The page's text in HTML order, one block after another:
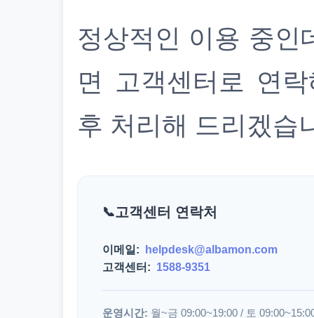
정상적인 이용 중인
면 고객센터로 연
후 처리해 드리겠습
고객센터 연락처
이메일:
helpdesk@albamon.com
고객센터: 1588-9351
운영시간: 월~금 09:00~19:00 / 토